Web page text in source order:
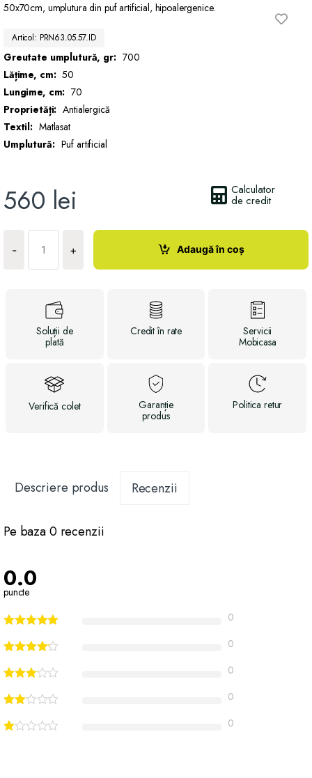
50x70cm, umplutura din puf artificial, hipoalergenice.
Articol: PRN63.05.57.ID
Greutate umplutură, gr: 700
Lățime, cm: 50
Lungime, cm: 70
Proprietăți: Antialergică
Textil: Matlasat
Umplutură: Puf artificial
560 lei Calculator
de credit
-
Cantitate
MANMAKER
+ Adaugă în coș
Soluții de
plată
Creditîn rate
Servicii
Mobicasa
Verificăcolet
Garanție
produs
Politicaretur
Descriere produs Recenzii
Pe baza 0 recenzii
0.0
puncte
0
0
0
0
0